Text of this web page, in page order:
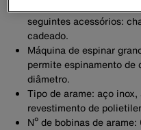
seguintes acessórios:
cadeado.
Máquina de espinar
permite espinamento de
diâmetro.
Tipo de arame: aço
revestimento de
Nº de bobinas de arame: